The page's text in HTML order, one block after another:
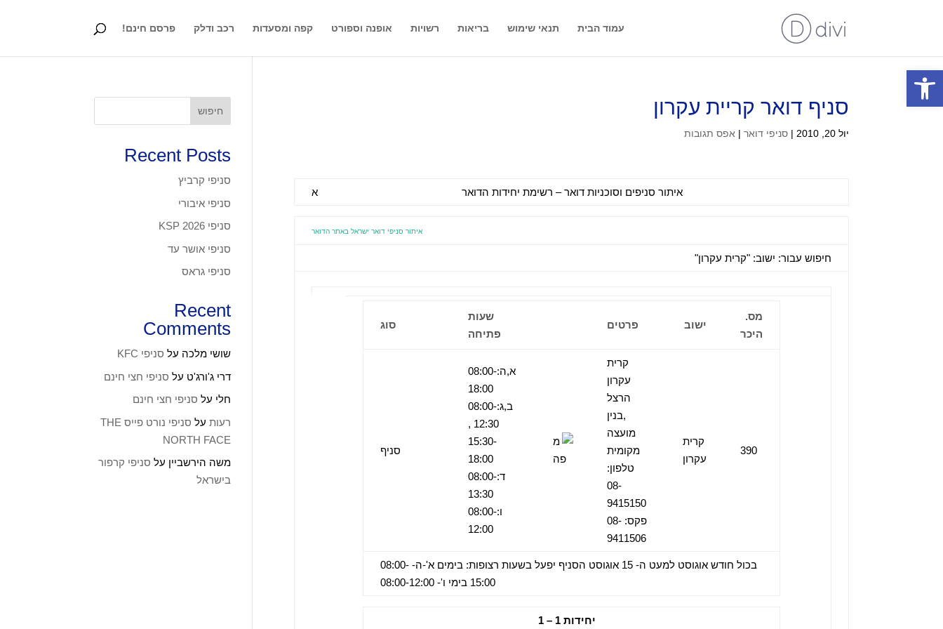
עמוד הבית תנאי שימוש בריאות רשויות אופנה וספורט קפה ומסעדות רכב ודלק פרסם חינם!
סניף דואר קריית עקרון
יול 20, 2010 |סניפי דואר | אפס תגובות
איתור סניפים וסוכניות דואר – רשימת יחידות הדואר א
איתור סניפי דואר ישראל באתר הדואר
חיפוש עבור: ישוב: "קרית עקרון"
מס.
היכר
ישוב פרטים
שעות
פתיחה
סוג
390
קרית
עקרון
קרית
עקרון
הרצל
,בנין
מועצה
מקומית
טלפון:
08-
9415150
פקס: 08-
9411506
א,ה:08:00-
18:00
ב,ג:08:00-
12:30 ,
15:30-
18:00
ד:08:00-
13:30
ו:08:00-
12:00
סניף
בכול חודש אוגוסט למעט ה- 15 אוגוסט הסניף יפעל בשעות רצופות: בימים א'-ה- 08:00-
15:00 בימי ו'- 08:00-12:00
יחידות 1 – 1
חיפוש
Recent Posts
סניפי קרביץ
סניפי איבורי
סניפי KSP 2026
סניפי אושר עד
סניפי גראס
Recent
Comments
שושי מלכה על סניפי KFC
דרי ג'ורג'ט על סניפי חצי חינם
חלי על סניפי חצי חינם
רעות על
סניפי נורט פייס THE
NORTH FACE
משה הירשביין על סניפי קרפור
בישראל
פתח סרגל נגישות